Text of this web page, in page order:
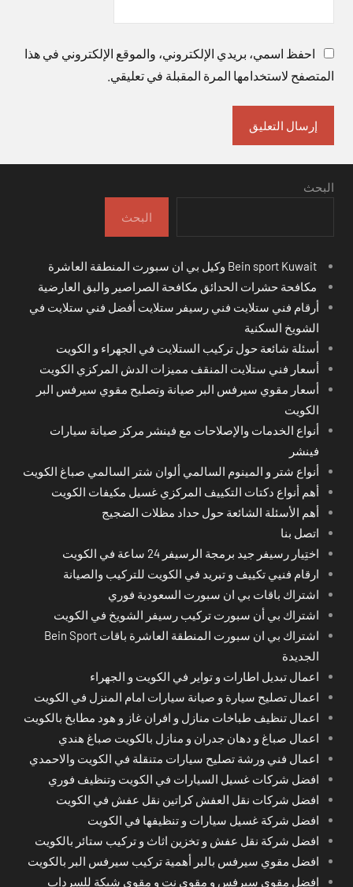
احفظ اسمي، بريدي الإلكتروني، والموقع الإلكتروني في هذا
المتصفح لاستخدامها المرة المقبلة في تعليقي.
البحث
البحث
مكافحة حشرات الحدائق مكافحة الصراصير والبق العارضية
أرقام فني ستلايت فني رسيفر ستلايت أفضل فني ستلايت في
الشويخ السكنية
أسئلة شائعة حول تركيب الستلايت في الجهراء و الكويت
أسعار فني ستلايت المنقف مميزات الدش المركزي الكويت
أسعار مقوي سيرفس البر صيانة وتصليح مقوي سيرفس البر
الكويت
أنواع الخدمات والإصلاحات مع فينشر مركز صيانة سيارات
فينشر
أنواع شتر و المينوم السالمي ألوان شتر السالمي صباغ الكويت
أهم أنواع دكتات التكييف المركزي غسيل مكيفات الكويت
أهم الأسئلة الشائعة حول حداد مظلات الضجيج
اتصل بنا
اختِيار رسيفر جيد برمجة الرسيفر 24 ساعة في الكويت
ارقام فنيي تكييف و تبريد في الكويت للتركيب والصيانة
اشتراك باقات بي ان سبورت السعودية فوري
اشتراك بي أن سبورت تركيب رسيفر الشويخ في الكويت
اشتراك بي ان سبورت المنطقة العاشرة باقات Bein Sport
الجديدة
اعمال تبديل اطارات و تواير في الكويت و الجهراء
اعمال تصليح سيارة و صيانة سيارات امام المنزل في الكويت
اعمال تنظيف طباخات منازل و افران غاز و هود مطابخ بالكويت
اعمال صباغ و دهان جدران و منازل بالكويت صباغ هندي
اعمال فني ورشة تصليح سيارات متنقلة في الكويت والاحمدي
افضل شركات غسيل السيارات في الكويت وتنظيف فوري
افضل شركات نقل العفش كراتين نقل عفش في الكويت
افضل شركة غسيل سيارات و تنظيفها في الكويت
افضل شركة نقل عفش و تخزين اثاث و تركيب ستائر بالكويت
افضل مقوي سيرفس بالبر أهمية تركيب سيرفس البر بالكويت
افضل مقوي سيرفس و مقوي نت و مقوي شبكة للسرداب